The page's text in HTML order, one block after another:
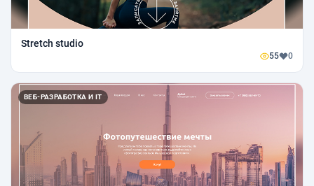
Stretch studio
55 0
ВЕБ-РАЗРАБОТКА И IT